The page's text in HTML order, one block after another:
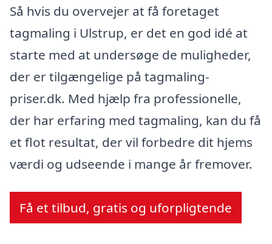
Så hvis du overvejer at få foretaget
tagmaling i Ulstrup, er det en god idé at
starte med at undersøge de muligheder,
der er tilgængelige på tagmaling-
priser.dk. Med hjælp fra professionelle,
der har erfaring med tagmaling, kan du få
et flot resultat, der vil forbedre dit hjems
værdi og udseende i mange år fremover.
Få et tilbud, gratis og uforpligtende